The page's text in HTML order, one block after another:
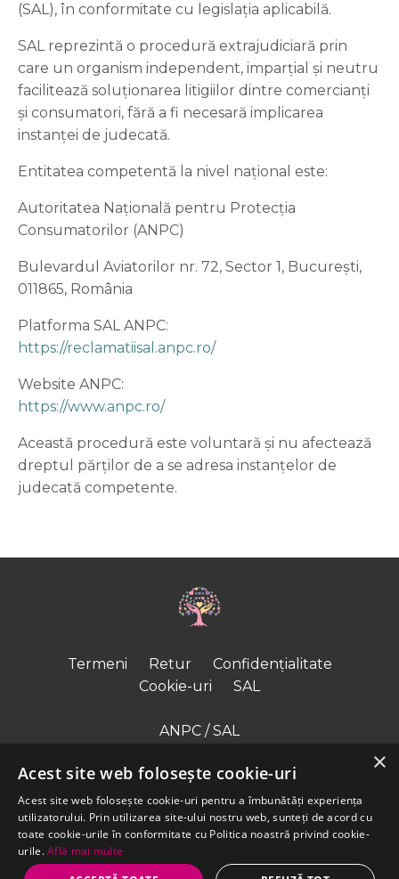
(SAL), în conformitate cu legislația aplicabilă.
SAL reprezintă o procedură extrajudiciară prin
care un organism independent, imparțial și neutru
facilitează soluționarea litigiilor dintre comercianți
și consumatori, fără a fi necesară implicarea
instanței de judecată.
Entitatea competentă la nivel național este:
Autoritatea Națională pentru Protecția
Consumatorilor (ANPC)
Bulevardul Aviatorilor nr. 72, Sector 1, București,
011865, România
Platforma SAL ANPC:
https://reclamatiisal.anpc.ro/
Website ANPC:
https://www.anpc.ro/
Această procedură este voluntară și nu afectează
dreptul părților de a se adresa instanțelor de
judecată competente.
Termeni Retur
Confidențialitate
Cookie-uri
SAL
ANPC / SAL
Contact
WhatsApp
×
Acest site web folosește cookie-uri
Acest site web folosește cookie-uri pentru a îmbunătăți experiența
utilizatorului. Prin utilizarea site-ului nostru web, sunteți de acord cu
toate cookie-urile în conformitate cu Politica noastră privind cookie-
urile.Află mai multe